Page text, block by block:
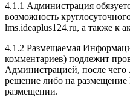
4.1.1 Администрация
возможность
lms.ideaplus124.ru, а также к
4.1.2 Размещаемая
комментариев) подлежит
Администрацией, после
решение либо на
размещении.